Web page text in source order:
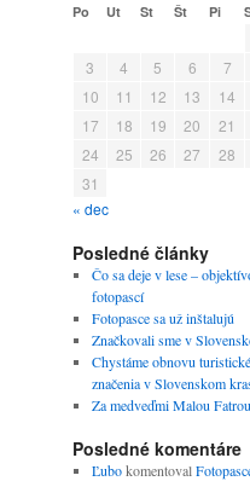
Po Ut St Št Pi
« dec
3
4 5 6 7
10
11 12 13 14
17
18 19 20 21
24
25 26 27 28
31
Posledné články
Čo sa deje v lese –
fotopascí
Fotopasce sa už inštalujú
Značkovali sme v
Chystáme obnovu
značenia v Slovenskom
Za medveďmi Malou Fatrou
Posledné komentáre
Ľubokomentoval